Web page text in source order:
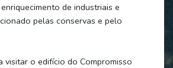
de industriais e
pelas conservas e pelo
visitar o edifício do Compromisso